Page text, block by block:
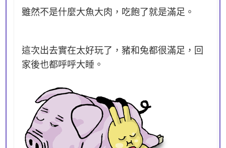
雖然不是什麼大魚大肉，吃飽了就是滿足。
這次出去實在太好玩了，豬和兔都很滿足，回
家後也都呼呼大睡。